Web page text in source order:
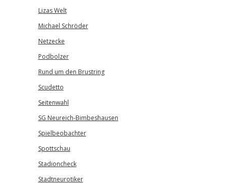
Lizas Welt
Michael Schröder
Netzecke
Podbolzer
Rund um den Brustring
Scudetto
Seitenwahl
SG Neureich-Bimbeshausen
Spielbeobachter
Spottschau
Stadioncheck
Stadtneurotiker